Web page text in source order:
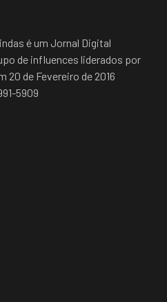
é um Jornal Digital
de influences liderados por
20 de Fevereiro de 2016
5909